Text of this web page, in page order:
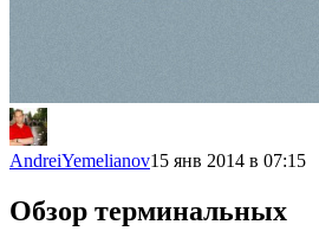
AndreiYemelianov15 янв 2014 в 07:15
Обзор терминальных